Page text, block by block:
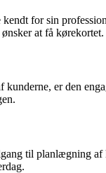
for sin
at få kørekortet.
er den
til planlægning